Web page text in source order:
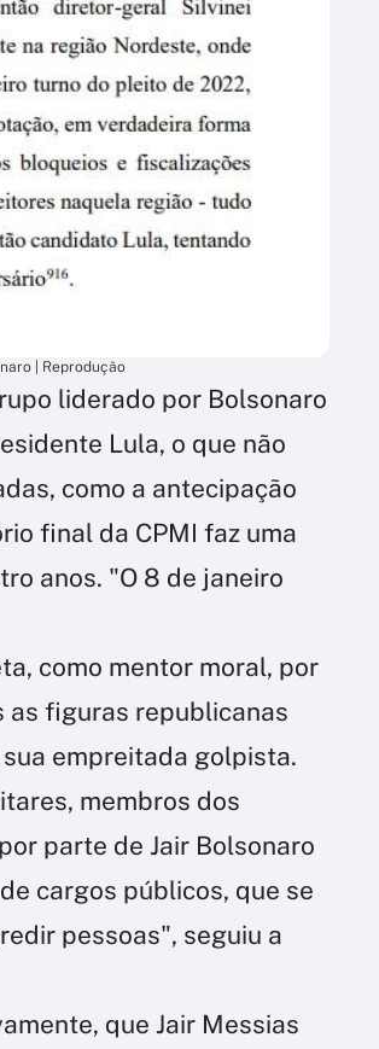
| Reprodução
liderado por Bolsonaro
Lula, o que não
como a antecipação
final da CPMI faz uma
anos. "O 8 de janeiro
como mentor moral, por
figuras republicanas
empreitada golpista.
membros dos
parte de Jair Bolsonaro
cargos públicos, que se
pessoas", seguiu a
que Jair Messias